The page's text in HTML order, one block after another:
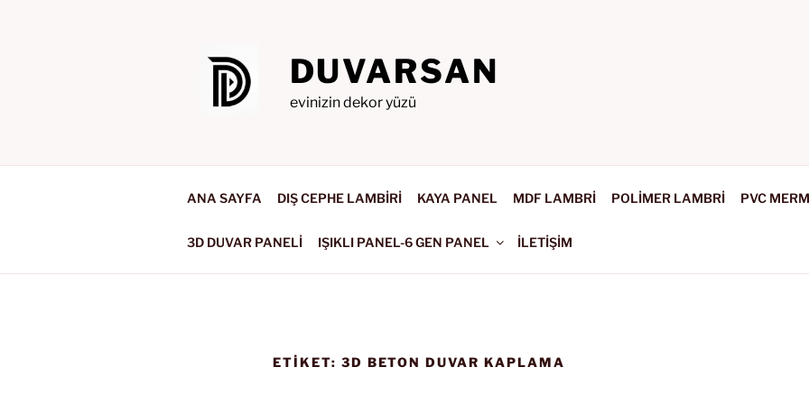
DUVARSAN
evinizin dekor yüzü
ANA SAYFA DIŞ CEPHE LAMBİRİ KAYA PANEL MDF LAMBRİ POLİMER LAMBRİ PVC
3D DUVAR PANELİ IŞIKLI PANEL-6 GEN PANEL İLETİŞİM
ETIKET: 3D BETON DUVAR KAPLAMA